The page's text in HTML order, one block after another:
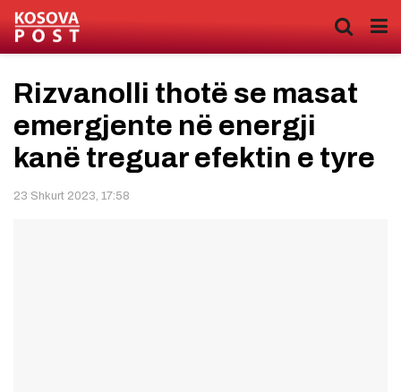
Rizvanolli thotë se masat
emergjente në energji
kanë treguar efektin e tyre
23 Shkurt 2023, 17:58